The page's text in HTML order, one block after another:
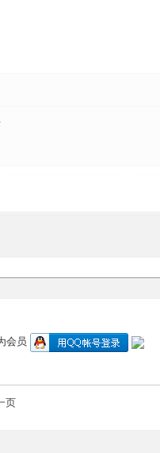
会员
页